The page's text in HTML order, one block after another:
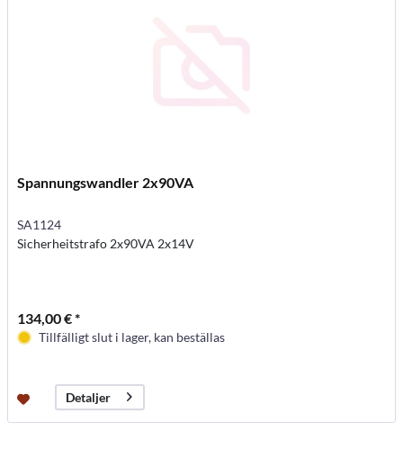
Spannungswandler 2x90VA
SA1124
Sicherheitstrafo 2x90VA 2x14V
134,00 € *
Tillfälligt slut i lager, kan beställas
Detaljer